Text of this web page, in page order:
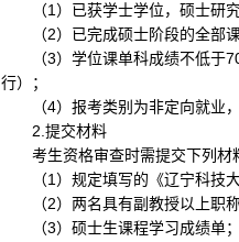
（1）已获学士学位，硕士研
（2）已完成硕士阶段的全部
（3）学位课单科成绩不低于
行）；
（4）报考类别为非定向就业
2.提交材料
考生资格审查时需提交下列材
（1）规定填写的《辽宁科技
（2）两名具有副教授以上职
（3）硕士生课程学习成绩单；